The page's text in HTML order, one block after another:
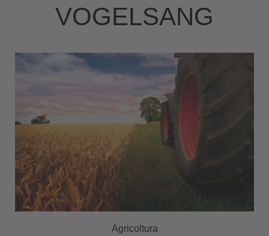
VOGELSANG
Agricoltura